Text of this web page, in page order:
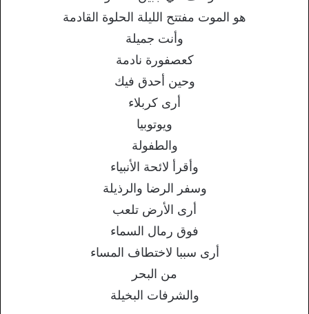
هو الموت مفتتح الليلة الحلوة القادمة
وأنت جميلة
كعصفورة نادمة
وحين أحدق فيك
أرى كربلاء
ويوتوبيا
والطفولة
وأقرأ لائحة الأنبياء
وسفر الرضا والرذيلة
أرى الأرض تلعب
فوق رمال السماء
أرى سببا لاختطاف المساء
من البحر
والشرفات البخيلة